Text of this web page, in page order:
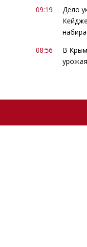
09:19
Дело
08:56
В